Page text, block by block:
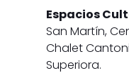
Espacios
San Martín,
Chalet
Superiora.